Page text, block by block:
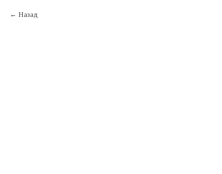
Назад